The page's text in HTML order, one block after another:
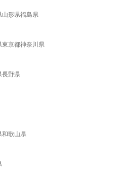
山形県福島県
東京都神奈川県
長野県
和歌山県